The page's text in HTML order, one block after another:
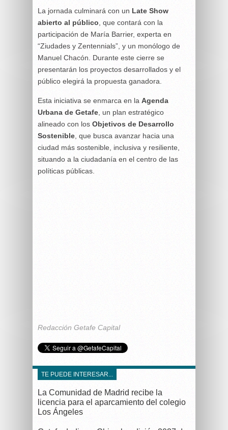
La jornada culminará con un Late Show
abierto al público , que contará con la
participación de María Barrier, experta en
“Ziudades y Zentennials”, y un monólogo de
Manuel Chacón. Durante este cierre se
presentarán los proyectos desarrollados y el
público elegirá la propuesta ganadora.
Esta iniciativa se enmarca en la Agenda
Urbana de Getafe , un plan estratégico
alineado con los Objetivos de Desarrollo
Sostenible , que busca avanzar hacia una
ciudad más sostenible, inclusiva y resiliente,
situando a la ciudadanía en el centro de las
políticas públicas.
Redacción Getafe Capital
TE PUEDE INTERESAR...
La Comunidad de Madrid recibe la
licencia para el aparcamiento del colegio
Los Ángeles